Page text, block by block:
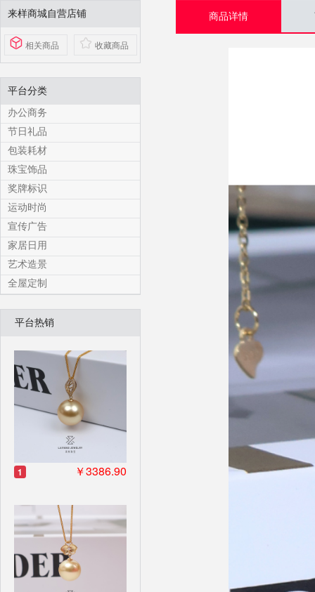
来样商城自营店铺
相关商品 收藏商品
平台分类
办公商务
节日礼品
包装耗材
珠宝饰品
奖牌标识
运动时尚
宣传广告
家居日用
艺术造景
全屋定制
平台热销
1 ￥3386.90
商品详情